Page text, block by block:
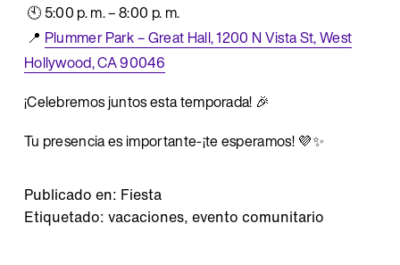
🕙 5:00 p. m. – 8:00 p. m.
📍 Plummer Park – Great Hall, 1200 N Vista St, West
Hollywood, CA 90046
¡Celebremos juntos esta temporada! 🎉
Tu presencia es importante-¡te esperamos! 💜✨
Publicado en: Fiesta
Etiquetado: vacaciones, evento comunitario